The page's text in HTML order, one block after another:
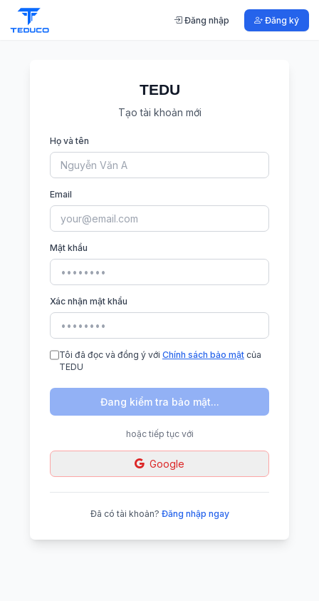
Đăng nhập Đăng ký
TEDU
Tạo tài khoản mới
Họ và tên
Email
Mật khẩu
Xác nhận mật khẩu
Tôi đã đọc và đồng ý với Chính sách bảo mậtcủa
TEDU
Đang kiểm tra bảo mật...
hoặc tiếp tục với
Google
Đã có tài khoản? Đăng nhập ngay